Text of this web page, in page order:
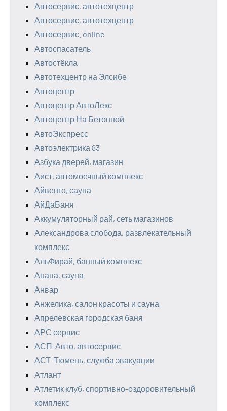
Автосервис, автотехцентр
Автосервис, автотехцентр
Автосервис. online
Автоспасатель
Автостёкла
Автотехцентр на Элсибе
Автоцентр
Автоцентр АвтоЛекс
Автоцентр На Бетонной
АвтоЭкспресс
Автоэлектрика 83
Азбука дверей, магазин
Аист, автомоечный комплекс
Айвенго, сауна
АйДаБаня
Аккумуляторный рай, сеть магазинов
Александрова слобода, развлекательный
комплекс
АльФирай, банный комплекс
Анапа, сауна
Анвар
Анжелика, салон красоты и сауна
Апрелевская городская баня
АРС сервис
АСП-Авто, автосервис
АСТ-Тюмень, служба эвакуации
Атлант
Атлетик клуб, спортивно-оздоровительный
комплекс